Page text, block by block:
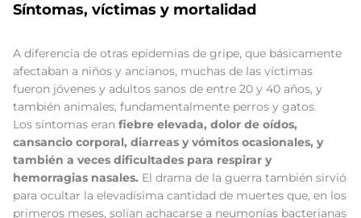
Síntomas, víctimas y mortalidad
A diferencia de otras epidemias de gripe, que básicamente
afectaban a niños y ancianos, muchas de las víctimas
fueron jóvenes y adultos sanos de entre 20 y 40 años, y
también animales, fundamentalmente perros y gatos.
Los síntomas eran fiebre elevada, dolor de oídos,
cansancio corporal, diarreas y vómitos ocasionales, y
también a veces dificultades para respirar y
hemorragias nasales. El drama de la guerra también sirvió
para ocultar la elevadísima cantidad de muertes que, en los
primeros meses, solían achacarse a neumonías bacterianas